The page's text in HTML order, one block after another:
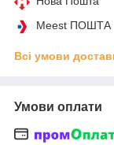
Meest ПОШТА
Всі умови
Умови оплати